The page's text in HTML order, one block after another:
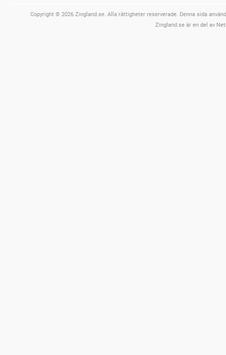
Copyright © 2026 Zingland.se. Alla rättigheter reserverade. Denna sida
Zingland.se är en del av